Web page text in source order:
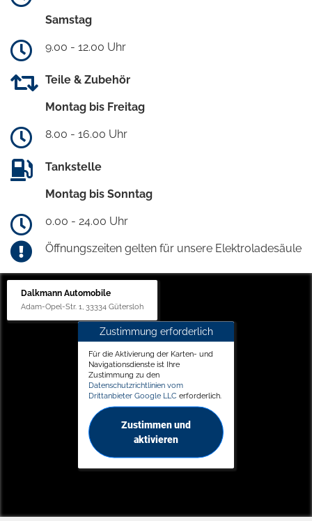
Samstag
9.00 - 12.00 Uhr
Teile & Zubehör
Montag bis Freitag
8.00 - 16.00 Uhr
Tankstelle
Montag bis Sonntag
0.00 - 24.00 Uhr
Öffnungszeiten gelten für unsere Elektroladesäule
Dalkmann Automobile
Adam-Opel-Str. 1, 33334 Gütersloh
Zustimmung erforderlich
Für die Aktivierung der Karten- und
Navigationsdienste ist Ihre
Zustimmung zu den
Datenschutzrichtlinien vom
Drittanbieter Google LLC erforderlich.
Zustimmen und
aktivieren